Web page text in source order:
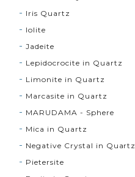
Iris Quartz
Iolite
Jadeite
Lepidocrocite in Quartz
Limonite in Quartz
Marcasite in Quartz
MARUDAMA - Sphere
Mica in Quartz
Negative Crystal in Quartz
Pietersite